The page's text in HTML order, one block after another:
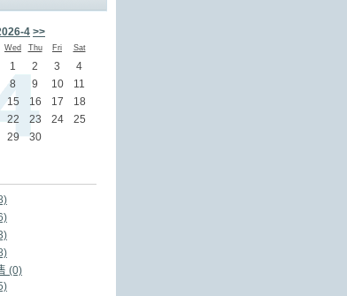
4 >>
Wed Thu Fri Sat
1 2 3
4
8 9 10
11
15 16 17
18
22 23 24
25
29 30
(0)